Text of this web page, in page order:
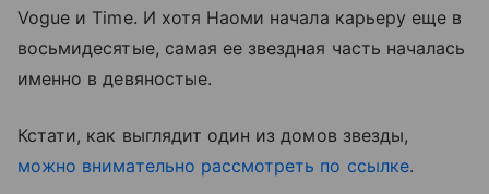
Vogue и Time. И хотя Наоми начала карьеру еще в
восьмидесятые, самая ее звездная часть началась
именно в девяностые.
Кстати, как выглядит один из домов звезды,
можно внимательно рассмотреть по ссылке.